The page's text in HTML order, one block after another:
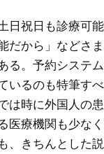
日祝日も診療可
だから」などさ
る。予約システ
いるのも特筆す
は時に外国人の
医療機関も少な
、きちんとした